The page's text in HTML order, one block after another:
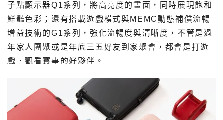
子點顯示器Q1系列，將高亮度的畫面，同時展現飽和
鮮豔色彩；還有搭載遊戲模式與MEMC動態補償流暢
增益技術的G1系列，強化流暢度與清晰度，不管是過
年家人團聚或是年底三五好友到家聚會，都會是打遊
戲、觀看賽事的好夥伴。